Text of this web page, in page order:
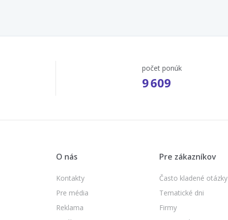
počet ponúk
9 609
O nás
Kontakty
Pre média
Reklama
Pre zákazníkov
Často kladené otázky
Tematické dni
Firmy